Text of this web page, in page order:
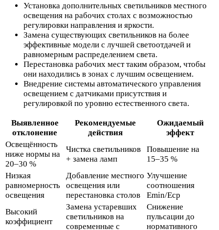
Установка дополнительных светильников местного
освещения на рабочих столах с возможностью
регулировки направления и яркости.
Замена существующих светильников на более
эффективные модели с лучшей светоотдачей и
равномерным распределением света.
Перестановка рабочих мест таким образом, чтобы
они находились в зонах с лучшим освещением.
Внедрение системы автоматического управления
освещением с датчиками присутствия и
регулировкой по уровню естественного света.
Выявленное
отклонение
Рекомендуемые
действия
Ожидаемый
эффект
Освещённость
ниже нормы на
20–30 %
Чистка светильников
+ замена ламп
Повышение на
15–35 %
Низкая
равномерность
освещения
Добавление местного
освещения или
перестановка столов
Улучшение
соотношения
Emin/Eср
Высокий
коэффициент
Замена устаревших
светильников на
современные с
Снижение
пульсации до
нормативного